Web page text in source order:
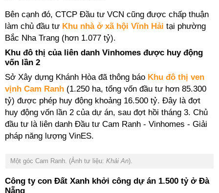
Bên cạnh đó, CTCP Đầu tư VCN cũng được chấp thuận
làm chủ đầu tư Khu nhà ở xã hội Vĩnh Hải tại phường
Bắc Nha Trang (hơn 1.077 tỷ).
Khu đô thị của liên danh Vinhomes được huy động
vốn lần 2
Sở Xây dựng Khánh Hòa đã thông báo Khu đô thị ven
vịnh Cam Ranh (1.250 ha, tổng vốn đầu tư hơn 85.300
tỷ) được phép huy động khoảng 16.500 tỷ. Đây là đợt
huy động vốn lần 2 của dự án, sau đợt hồi tháng 3. Chủ
đầu tư là liên danh Đầu tư Cam Ranh - Vinhomes - Giải
pháp năng lượng VinES.
Một góc Cam Ranh. (Ảnh tư liệu: Khải An).
Công ty con Đất Xanh khởi công dự án 1.500 tỷ ở Đà
Nẵng